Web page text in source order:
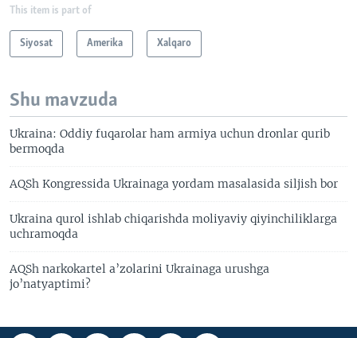
This item is part of
Siyosat Amerika Xalqaro
Shu mavzuda
Ukraina: Oddiy fuqarolar ham armiya uchun dronlar qurib
bermoqda
AQSh Kongressida Ukrainaga yordam masalasida siljish bor
Ukraina qurol ishlab chiqarishda moliyaviy qiyinchiliklarga
uchramoqda
AQSh narkokartel a’zolarini Ukrainaga urushga
jo’natyaptimi?